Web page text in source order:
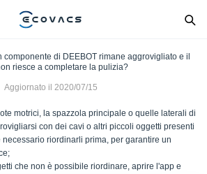
componente di DEEBOT rimane aggrovigliato e il
riesce a completare la pulizia?
Aggiornato il 2020/07/15
motrici, la spazzola principale o quelle laterali di
con dei cavi o altri piccoli oggetti presenti
riordinarli prima, per garantire un
che non è possibile riordinare, aprire l'app e